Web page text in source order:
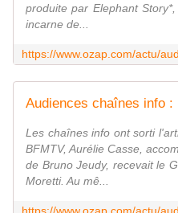
produite par Elephant
incarne de...
Les chaînes info ont sorti
BFMTV, Aurélie Casse,
de Bruno Jeudy, recevait le
Moretti. Au mê...